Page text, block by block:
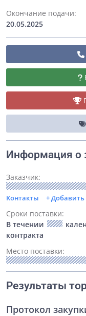
Окончание подачи:
20.05.2025
Информация о
Заказчик:
Контакты +
Сроки поставки:
В течении
контракта
Место поставки:
Результаты
Протокол